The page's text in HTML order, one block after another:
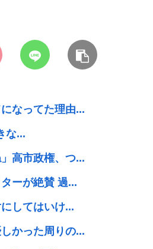
なってた理由...
な...
高市政権、つ...
ーが絶賛 過...
してはいけ...
かった周りの...